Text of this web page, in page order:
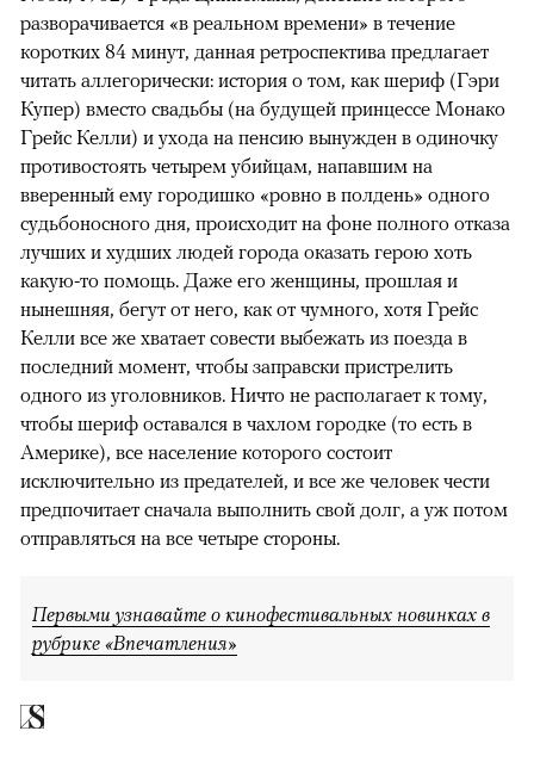
разворачивается «в реальном времени» в течение
коротких 84 минут, данная ретроспектива предлагает
читать аллегорически: история о том, как шериф (Гэри
Купер) вместо свадьбы (на будущей принцессе Монако
Грейс Келли) и ухода на пенсию вынужден в одиночку
противостоять четырем убийцам, напавшим на
вверенный ему городишко «ровно в полдень» одного
судьбоносного дня, происходит на фоне полного отказа
лучших и худших людей города оказать герою хоть
какую-то помощь. Даже его женщины, прошлая и
нынешняя, бегут от него, как от чумного, хотя Грейс
Келли все же хватает совести выбежать из поезда в
последний момент, чтобы заправски пристрелить
одного из уголовников. Ничто не располагает к тому,
чтобы шериф оставался в чахлом городке (то есть в
Америке), все население которого состоит
исключительно из предателей, и все же человек чести
предпочитает сначала выполнить свой долг, а уж потом
отправляться на все четыре стороны.
Первыми узнавайте о кинофестивальных новинках в
рубрике «Впечатления»